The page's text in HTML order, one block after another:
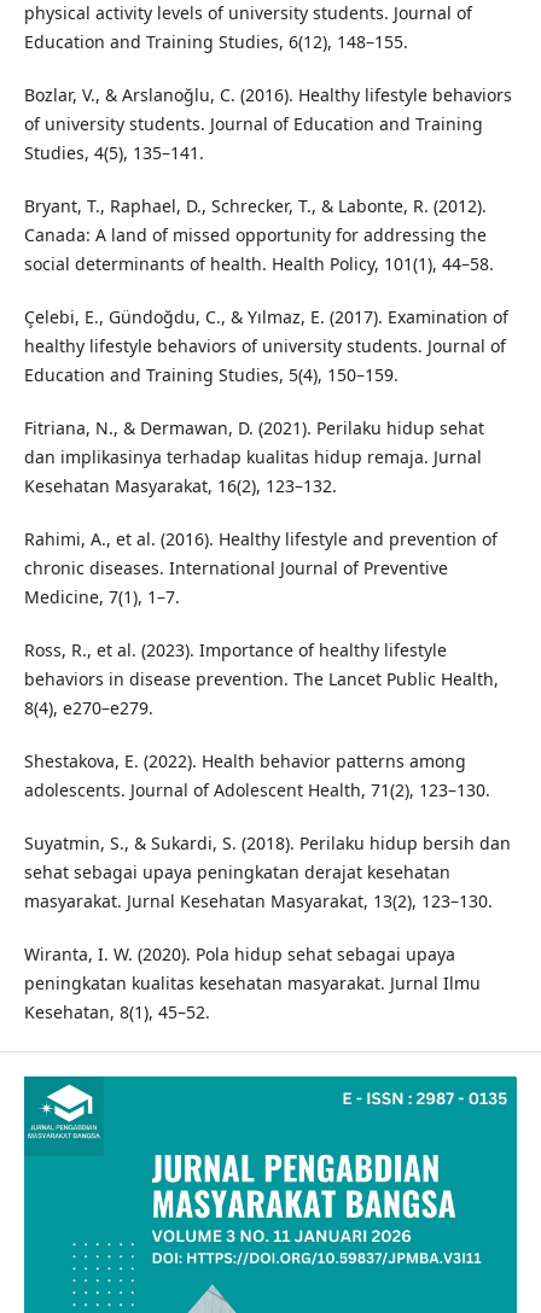
physical activity levels of university students. Journal of
Education and Training Studies, 6(12), 148–155.
Bozlar, V., & Arslanoğlu, C. (2016). Healthy lifestyle behaviors
of university students. Journal of Education and Training
Studies, 4(5), 135–141.
Bryant, T., Raphael, D., Schrecker, T., & Labonte, R. (2012).
Canada: A land of missed opportunity for addressing the
social determinants of health. Health Policy, 101(1), 44–58.
Çelebi, E., Gündoğdu, C., & Yılmaz, E. (2017). Examination of
healthy lifestyle behaviors of university students. Journal of
Education and Training Studies, 5(4), 150–159.
Fitriana, N., & Dermawan, D. (2021). Perilaku hidup sehat
dan implikasinya terhadap kualitas hidup remaja. Jurnal
Kesehatan Masyarakat, 16(2), 123–132.
Rahimi, A., et al. (2016). Healthy lifestyle and prevention of
chronic diseases. International Journal of Preventive
Medicine, 7(1), 1–7.
Ross, R., et al. (2023). Importance of healthy lifestyle
behaviors in disease prevention. The Lancet Public Health,
8(4), e270–e279.
Shestakova, E. (2022). Health behavior patterns among
adolescents. Journal of Adolescent Health, 71(2), 123–130.
Suyatmin, S., & Sukardi, S. (2018). Perilaku hidup bersih dan
sehat sebagai upaya peningkatan derajat kesehatan
masyarakat. Jurnal Kesehatan Masyarakat, 13(2), 123–130.
Wiranta, I. W. (2020). Pola hidup sehat sebagai upaya
peningkatan kualitas kesehatan masyarakat. Jurnal Ilmu
Kesehatan, 8(1), 45–52.